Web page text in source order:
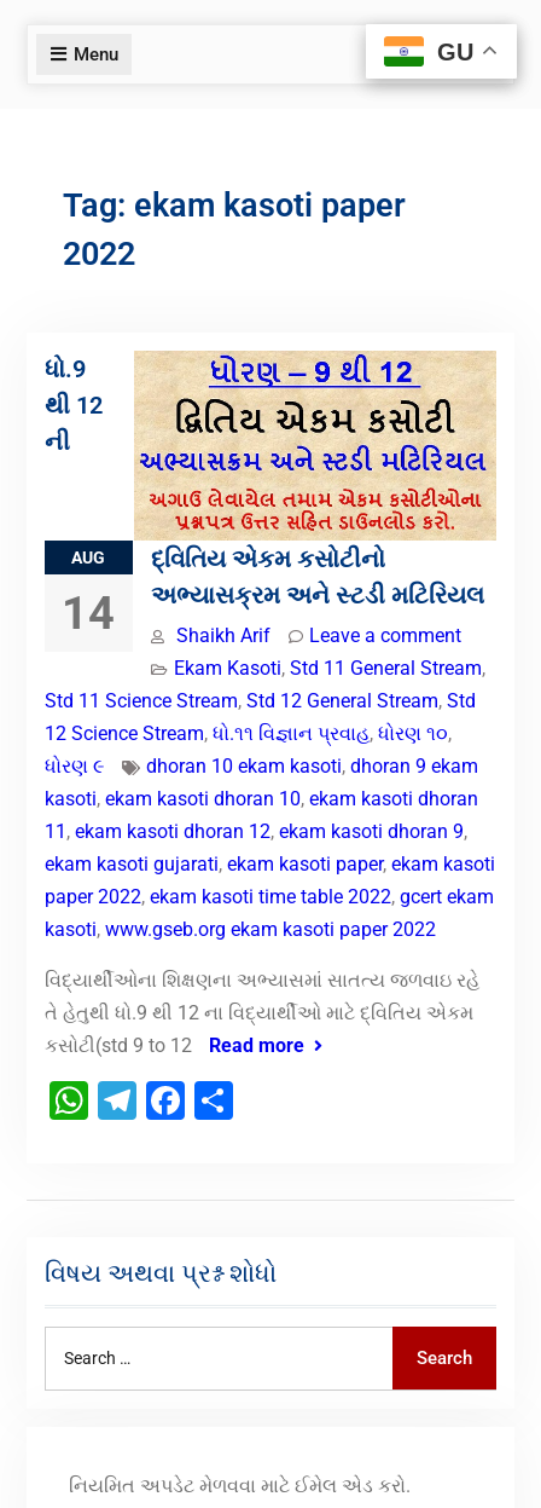
Menu
Tag: ekam kasoti paper
2022
AUG
14
ધો.9
થી 12
ની
દ્વિતિય એકમ કસોટીનો
અભ્યાસક્રમ અને સ્ટડી મટિરિયલ
Shaikh Arif
Leave a comment
Ekam Kasoti, Std 11 General Stream,
Std 11 Science Stream, Std 12 General Stream, Std
12 Science Stream, ધો.૧૧ વિજ્ઞાન પ્રવાહ, ધોરણ ૧૦,
ધોરણ ૯
dhoran 10 ekam kasoti, dhoran 9 ekam
kasoti, ekam kasoti dhoran 10, ekam kasoti dhoran
11 , ekam kasoti dhoran 12, ekam kasoti dhoran 9,
ekam kasoti gujarati, ekam kasoti paper, ekam kasoti
paper 2022, ekam kasoti time table 2022, gcert ekam
kasoti, www.gseb.org ekam kasoti paper 2022
વિદ્યાર્થીઓના શિક્ષણના અભ્યાસમાં સાતત્ય જળવાઇ રહે
તે હેતુથી ધો.9 થી 12 ના વિદ્યાર્થીઓ માટે દ્વિતિય એકમ
કસોટી(std 9 to 12
Read more
WhatsApp
Telegram
Facebook
Share
વિષય અથવા પ્રશ્ન શોધો
Search
નિયમિત અપડેટ મેળવવા માટે ઈમેલ એડ કરો.
GU
GU